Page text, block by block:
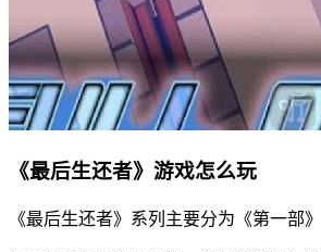
《最后生还者》游戏怎么玩
《最后生还者》系列主要分为《第一部